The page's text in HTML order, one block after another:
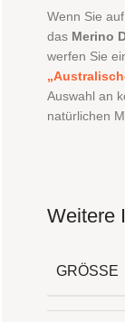
Wenn Sie
das Merino
werfen Sie
Auswahl an
natürlichen
Weitere
GRÖSSE